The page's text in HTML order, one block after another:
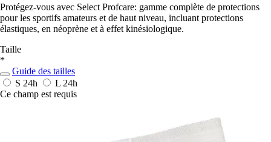
Protégez-vous avec Select Profcare: gamme complète de protections
pour les sportifs amateurs et de haut niveau, incluant protections
élastiques, en néoprène et à effet kinésiologique.
Taille
*
Guide des tailles
S 24h L 24h
Ce champ est requis